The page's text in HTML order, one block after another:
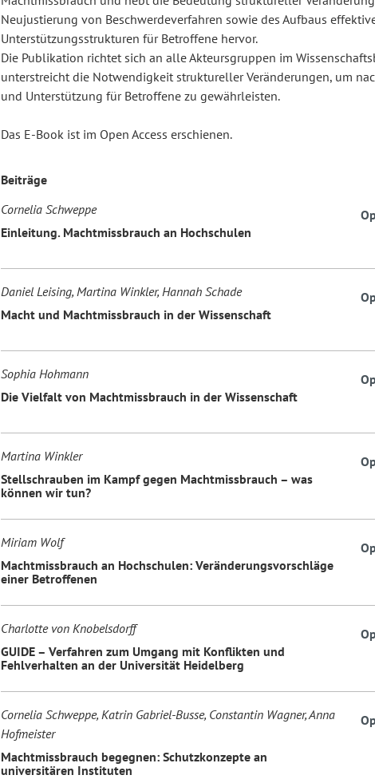
Neujustierung von Beschwerdeverfahren sowie des Aufbaus
Unterstützungsstrukturen für Betroffene hervor.
Die Publikation richtet sich an alle Akteursgruppen im
unterstreicht die Notwendigkeit struktureller Veränderungen, um
und Unterstützung für Betroffene zu gewährleisten.
Das E-Book ist im Open Access erschienen.
Beiträge
Cornelia Schweppe
Einleitung. Machtmissbrauch an Hochschulen
Daniel Leising, Martina Winkler, Hannah Schade
Macht und Machtmissbrauch in der Wissenschaft
Sophia Hohmann
Die Vielfalt von Machtmissbrauch in der Wissenschaft
Martina Winkler
Stellschrauben im Kampf gegen Machtmissbrauch – was
können wir tun?
Miriam Wolf
Machtmissbrauch an Hochschulen: Veränderungsvorschläge
einer Betroffenen
Charlotte von Knobelsdorff
GUIDE – Verfahren zum Umgang mit Konflikten und
Fehlverhalten an der Universität Heidelberg
Cornelia Schweppe, Katrin Gabriel-Busse, Constantin Wagner, Anna
Hofmeister
Machtmissbrauch begegnen: Schutzkonzepte an
universitären Instituten